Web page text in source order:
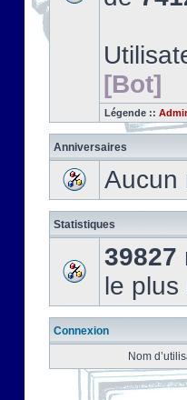
[Bot]
Légende ::
Anniversaires
Aucun
Statistiques
39827
le plus
Connexion
Nom